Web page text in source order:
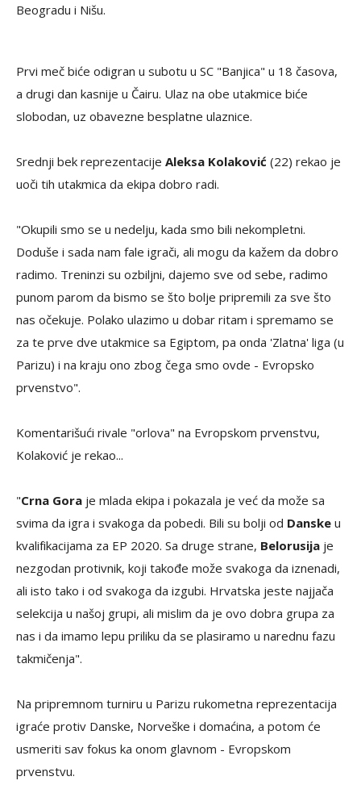
Beogradu i Nišu.
Prvi meč biće odigran u subotu u SC "Banjica" u 18 časova,
a drugi dan kasnije u Čairu. Ulaz na obe utakmice biće
slobodan, uz obavezne besplatne ulaznice.
Srednji bek reprezentacije Aleksa Kolaković (22) rekao je
uoči tih utakmica da ekipa dobro radi.
"Okupili smo se u nedelju, kada smo bili nekompletni.
Doduše i sada nam fale igrači, ali mogu da kažem da dobro
radimo. Treninzi su ozbiljni, dajemo sve od sebe, radimo
punom parom da bismo se što bolje pripremili za sve što
nas očekuje. Polako ulazimo u dobar ritam i spremamo se
za te prve dve utakmice sa Egiptom, pa onda 'Zlatna' liga (u
Parizu) i na kraju ono zbog čega smo ovde - Evropsko
prvenstvo".
Komentarišući rivale "orlova" na Evropskom prvenstvu,
Kolaković je rekao...
"Crna Gora je mlada ekipa i pokazala je već da može sa
svima da igra i svakoga da pobedi. Bili su bolji od Danske u
kvalifikacijama za EP 2020. Sa druge strane, Belorusija je
nezgodan protivnik, koji takođe može svakoga da iznenadi,
ali isto tako i od svakoga da izgubi. Hrvatska jeste najjača
selekcija u našoj grupi, ali mislim da je ovo dobra grupa za
nas i da imamo lepu priliku da se plasiramo u narednu fazu
takmičenja".
Na pripremnom turniru u Parizu rukometna reprezentacija
igraće protiv Danske, Norveške i domaćina, a potom će
usmeriti sav fokus ka onom glavnom - Evropskom
prvenstvu.